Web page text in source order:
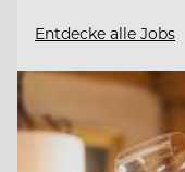
Entdecke alle Jobs